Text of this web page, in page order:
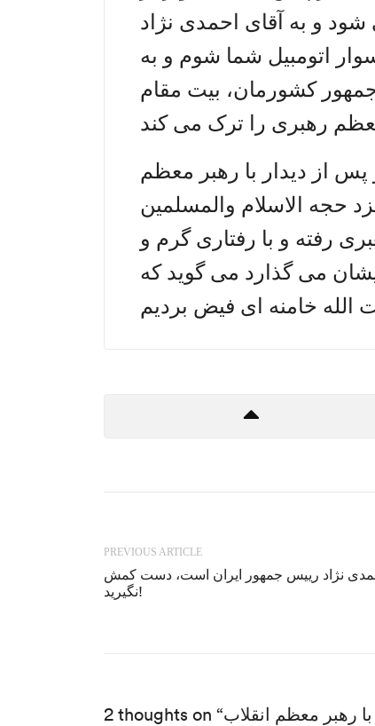
و به آقای احمدی نژاد
اتومبیل شما شوم و به
کشورمان، بیت مقام
از دیدار با رهبر معظم
حجه الاسلام والمسلمین
رفته و با رفتاری گرم و
می گذارد می گوید که
PREVIOUS ARTICLE
نژاد رییس جمهور ایران است، دست کمش
نگیرید!